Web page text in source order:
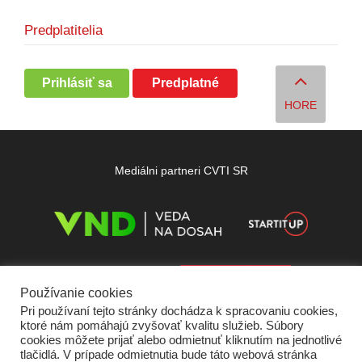
Predplatitelia
Prihlásiť sa Predplatné
HORE
Mediálni partneri CVTI SR
Používanie cookies
Pri používaní tejto stránky dochádza k spracovaniu cookies,
ktoré nám pomáhajú zvyšovať kvalitu služieb. Súbory
cookies môžete prijať alebo odmietnuť kliknutím na jednotlivé
tlačidlá. V prípade odmietnutia bude táto webová stránka